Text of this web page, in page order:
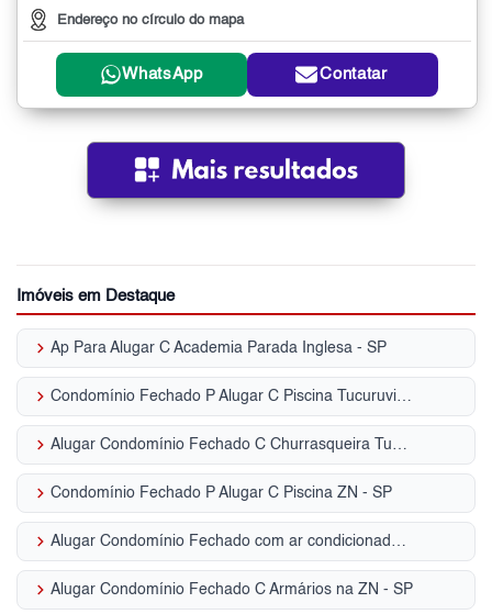
Endereço no círculo do mapa
WhatsApp Contatar
Imóveis em Destaque
keyboard_arrow_right Ap Para Alugar C Academia Parada Inglesa - SP
keyboard_arrow_right Condomínio Fechado P Alugar C Piscina Tucuruvi - SP
keyboard_arrow_right Alugar Condomínio Fechado C Churrasqueira Tucuruvi - SP
keyboard_arrow_right Condomínio Fechado P Alugar C Piscina ZN - SP
keyboard_arrow_right Alugar Condomínio Fechado com ar condicionado | Vila Mazzei
keyboard_arrow_right Alugar Condomínio Fechado C Armários na ZN - SP